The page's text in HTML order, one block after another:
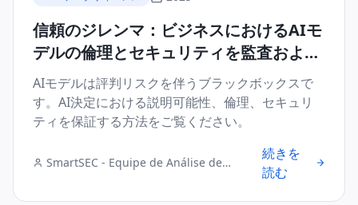
信頼のジレンマ：ビジネスにおけるAIモ
デルの倫理とセキュリティを監査および
保証する方法
AIモデルは評判リスクを伴うブラックボックスで
す。AI決定における説明可能性、倫理、セキュリ
ティを保証する方法をご覧ください。
SmartSEC - Equipe de Análise de
続きを
読む